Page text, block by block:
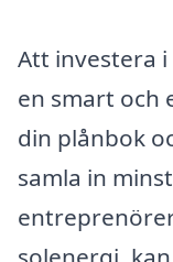
Att investera i
en smart och
din plånbok
samla in